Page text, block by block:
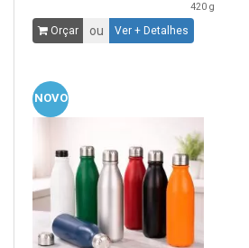
420 g
Orçar ou Ver + Detalhes
NOVO